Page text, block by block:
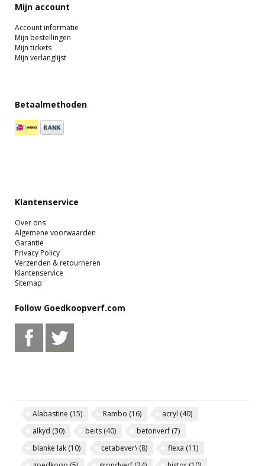
Mijn account
Account informatie
Mijn bestellingen
Mijn tickets
Mijn verlanglijst
Betaalmethoden
Klantenservice
Over ons
Algemene voorwaarden
Garantie
Privacy Policy
Verzenden & retourneren
Klantenservice
Sitemap
Follow Goedkoopverf.com
Alabastine (15) Rambo (16) acryl (40)
alkyd (30) beits (40) betonverf (7)
blanke lak (10) cetabever\(8) flexa (11)